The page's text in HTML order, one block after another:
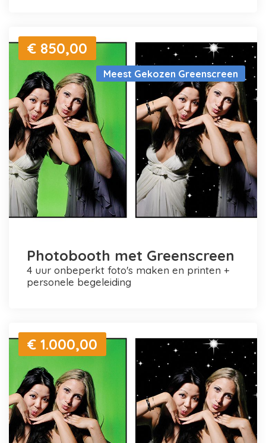
Meest Gekozen Greenscreen
€ 850,00
Photobooth met Greenscreen
4 uur onbeperkt foto's maken en printen +
personele begeleiding
€ 1.000,00